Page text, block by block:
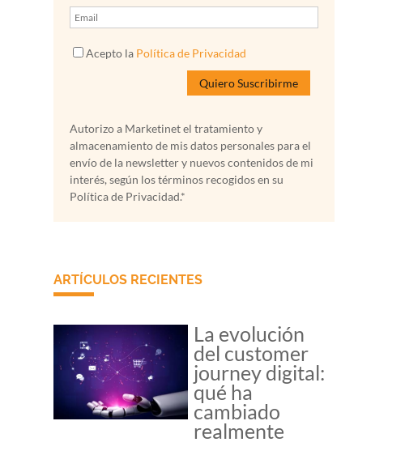
Acepto la Política de Privacidad
Autorizo a Marketinet el tratamiento y
almacenamiento de mis datos personales para el
envío de la newsletter y nuevos contenidos de mi
interés, según los términos recogidos en su
Política de Privacidad.*
ARTÍCULOS RECIENTES
La evolución
del customer
journey digital:
qué ha
cambiado
realmente